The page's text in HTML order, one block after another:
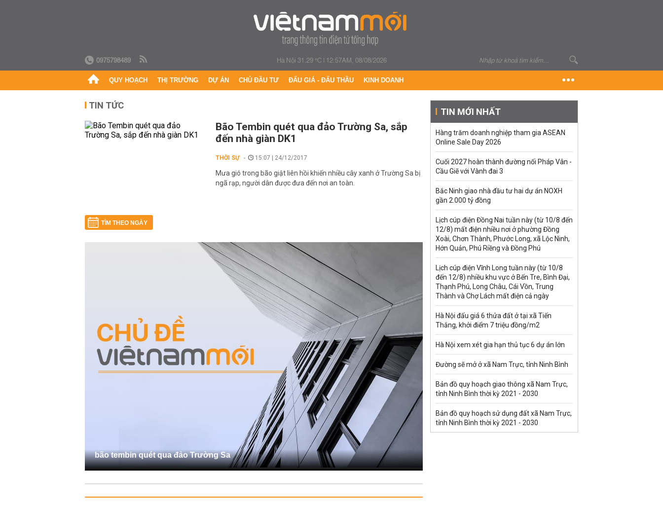
0975798489 Hà Nội 31.29 °C| 12:57AM, 08/08/2026
QUY HOẠCH THỊ TRƯỜNG DỰ ÁN CHỦ ĐẦU TƯ ĐẤU GIÁ - ĐẤU THẦU KINH DOANH
TIN TỨC
Bão Tembin quét qua đảo Trường Sa, sắp
đến nhà giàn DK1
THỜI SỰ 15:07 | 24/12/2017
Mưa gió trong bão giật liên hồi khiến nhiều cây xanh ở Trường Sa bị
ngã rạp, người dân được đưa đến nơi an toàn.
TÌM THEO NGÀY
bão tembin quét qua đảo Trường Sa
TIN MỚI NHẤT
Hàng trăm doanh nghiệp tham gia ASEAN
Online Sale Day 2026
Cuối 2027 hoàn thành đường nối Pháp Vân -
Cầu Giẽ với Vành đai 3
Bắc Ninh giao nhà đầu tư hai dự án NOXH
gần 2.000 tỷ đồng
Lịch cúp điện Đồng Nai tuần này (từ 10/8 đến
12/8) mất điện nhiều nơi ở phường Đồng
Xoài, Chơn Thành, Phước Long, xã Lộc Ninh,
Hớn Quản, Phú Riềng và Đồng Phú
Lịch cúp điện Vĩnh Long tuần này (từ 10/8
đến 12/8) nhiều khu vực ở Bến Tre, Bình Đại,
Thạnh Phú, Long Châu, Cái Vồn, Trung
Thành và Chợ Lách mất điện cả ngày
Hà Nội đấu giá 6 thửa đất ở tại xã Tiến
Thắng, khởi điểm 7 triệu đồng/m2
Hà Nội xem xét gia hạn thủ tục 6 dự án lớn
Đường sẽ mở ở xã Nam Trực, tỉnh Ninh Bình
Bản đồ quy hoạch giao thông xã Nam Trực,
tỉnh Ninh Bình thời kỳ 2021 - 2030
Bản đồ quy hoạch sử dụng đất xã Nam Trực,
tỉnh Ninh Bình thời kỳ 2021 - 2030